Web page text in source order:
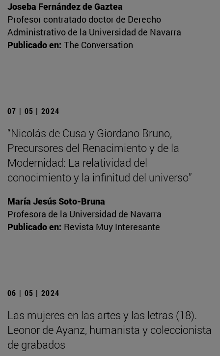
Joseba Fernández de Gaztea
Profesor contratado doctor de Derecho
Administrativo de la Universidad de Navarra
Publicado en: The Conversation
07 | 05 | 2024
“Nicolás de Cusa y Giordano Bruno,
Precursores del Renacimiento y de la
Modernidad: La relatividad del
conocimiento y la infinitud del universo”
María Jesús Soto-Bruna
Profesora de la Universidad de Navarra
Publicado en: Revista Muy Interesante
06 | 05 | 2024
Las mujeres en las artes y las letras (18).
Leonor de Ayanz, humanista y coleccionista
de grabados